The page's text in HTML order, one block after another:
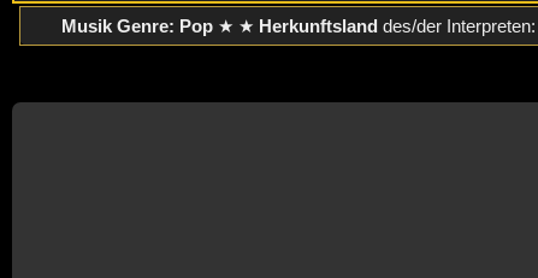
Musik Genre: Pop★ ★ Herkunftsland des/der Interpreten: